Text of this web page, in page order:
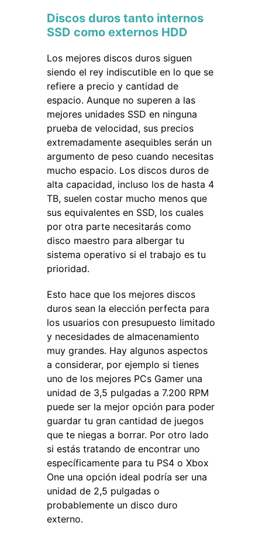
Discos duros tanto internos
SSD como externos HDD
Los mejores discos duros siguen
siendo el rey indiscutible en lo que se
refiere a precio y cantidad de
espacio. Aunque no superen a las
mejores unidades SSD en ninguna
prueba de velocidad, sus precios
extremadamente asequibles serán un
argumento de peso cuando necesitas
mucho espacio. Los discos duros de
alta capacidad, incluso los de hasta 4
TB, suelen costar mucho menos que
sus equivalentes en SSD, los cuales
por otra parte necesitarás como
disco maestro para albergar tu
sistema operativo si el trabajo es tu
prioridad.
Esto hace que los mejores discos
duros sean la elección perfecta para
los usuarios con presupuesto limitado
y necesidades de almacenamiento
muy grandes. Hay algunos aspectos
a considerar, por ejemplo si tienes
uno de los mejores PCs Gamer una
unidad de 3,5 pulgadas a 7.200 RPM
puede ser la mejor opción para poder
guardar tu gran cantidad de juegos
que te niegas a borrar. Por otro lado
si estás tratando de encontrar uno
específicamente para tu PS4 o Xbox
One una opción ideal podría ser una
unidad de 2,5 pulgadas o
probablemente un disco duro
externo.